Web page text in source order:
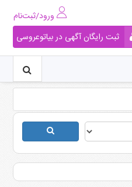
ثبت رایگان آگهی در بیاتوعروسی